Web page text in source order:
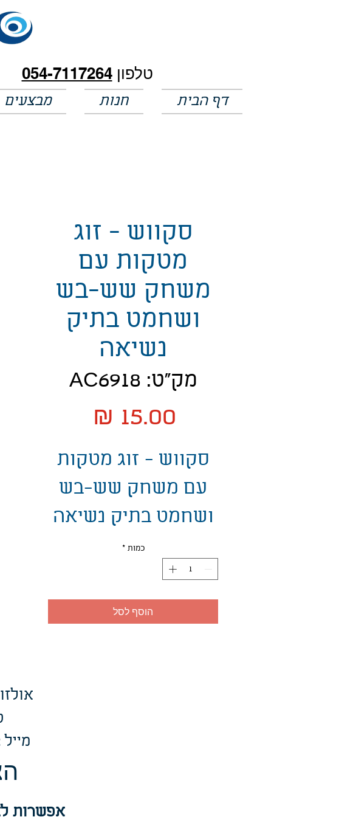
טלפון054-7117264
דף הבית חנות מבצעים
סקווש - זוג
מטקות עם
משחק שש-בש
ושחמט בתיק
נשיאה
מק"ט: AC6918
סקווש - זוג מטקות
עם משחק שש-בש
ושחמט בתיק נשיאה
כמות *
הוסף לסל
: מייל
אפשרות